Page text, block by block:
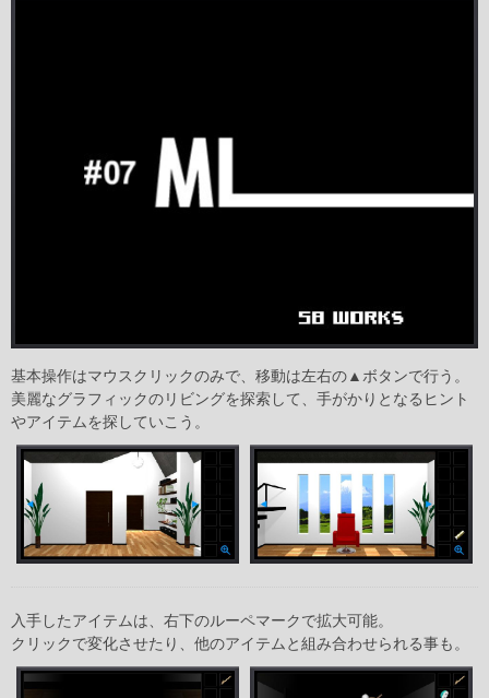
基本操作はマウスクリックのみで、移動は左右の▲ボタンで行う。
美麗なグラフィックのリビングを探索して、手がかりとなるヒント
やアイテムを探していこう。
入手したアイテムは、右下のルーペマークで拡大可能。
クリックで変化させたり、他のアイテムと組み合わせられる事も。